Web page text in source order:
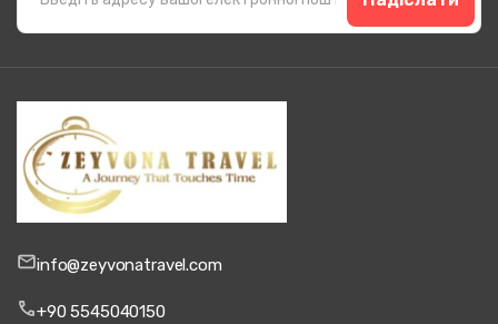
info@zeyvonatravel.com
+90 5545040150